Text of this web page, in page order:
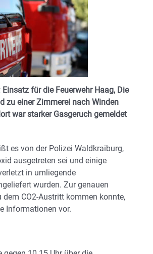
für die Feuerwehr Haag, Die
zu einer Zimmerei nach Winden
war starker Gasgeruch gemeldet
es von der Polizei Waldkraiburg,
ausgetreten sei und einige
in umliegende
wurden. Zur genauen
dem CO2-Austritt kommen konnte,
Informationen vor.